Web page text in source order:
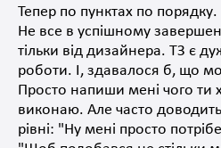
Тепер по пунктах по порядку.
Не все в успішному
тільки від дизайнера. ТЗ є
роботи. І, здавалося б, що
Просто напиши мені чого ти
виконаю. Але часто
рівні: "Ну мені просто